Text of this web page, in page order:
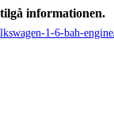
informationen.
1-6-bah-